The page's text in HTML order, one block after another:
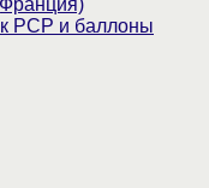
PCP и баллоны